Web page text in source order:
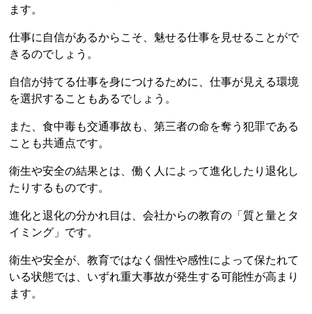
ます。
仕事に自信があるからこそ、魅せる仕事を見せることがで
きるのでしょう。
自信が持てる仕事を身につけるために、仕事が見える環境
を選択することもあるでしょう。
また、食中毒も交通事故も、第三者の命を奪う犯罪である
ことも共通点です。
衛生や安全の結果とは、働く人によって進化したり退化し
たりするものです。
進化と退化の分かれ目は、会社からの教育の「質と量とタ
イミング」です。
衛生や安全が、教育ではなく個性や感性によって保たれて
いる状態では、いずれ重大事故が発生する可能性が高まり
ます。